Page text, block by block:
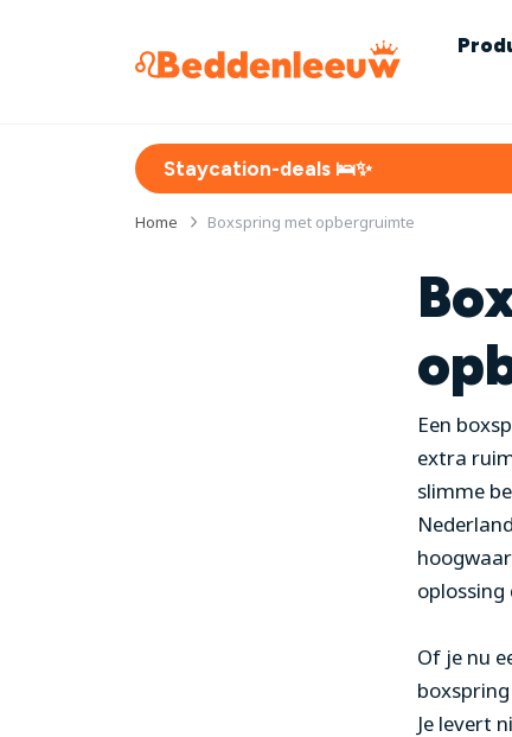
Staycation-deals 🛌✨
Home Boxspring met opbergruimte
Een
extra
slimme
Of je nu
Je levert